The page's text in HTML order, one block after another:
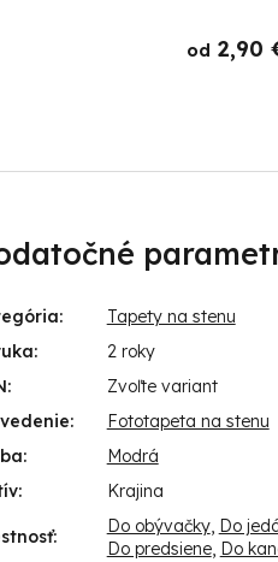
od 2,90
:
Tapety na stenu
:
2 roky
:
Zvoľte variant
:
Fototapeta na stenu
:
Modrá
: Krajina
: Do obývačky, Do
Do predsiene, Do